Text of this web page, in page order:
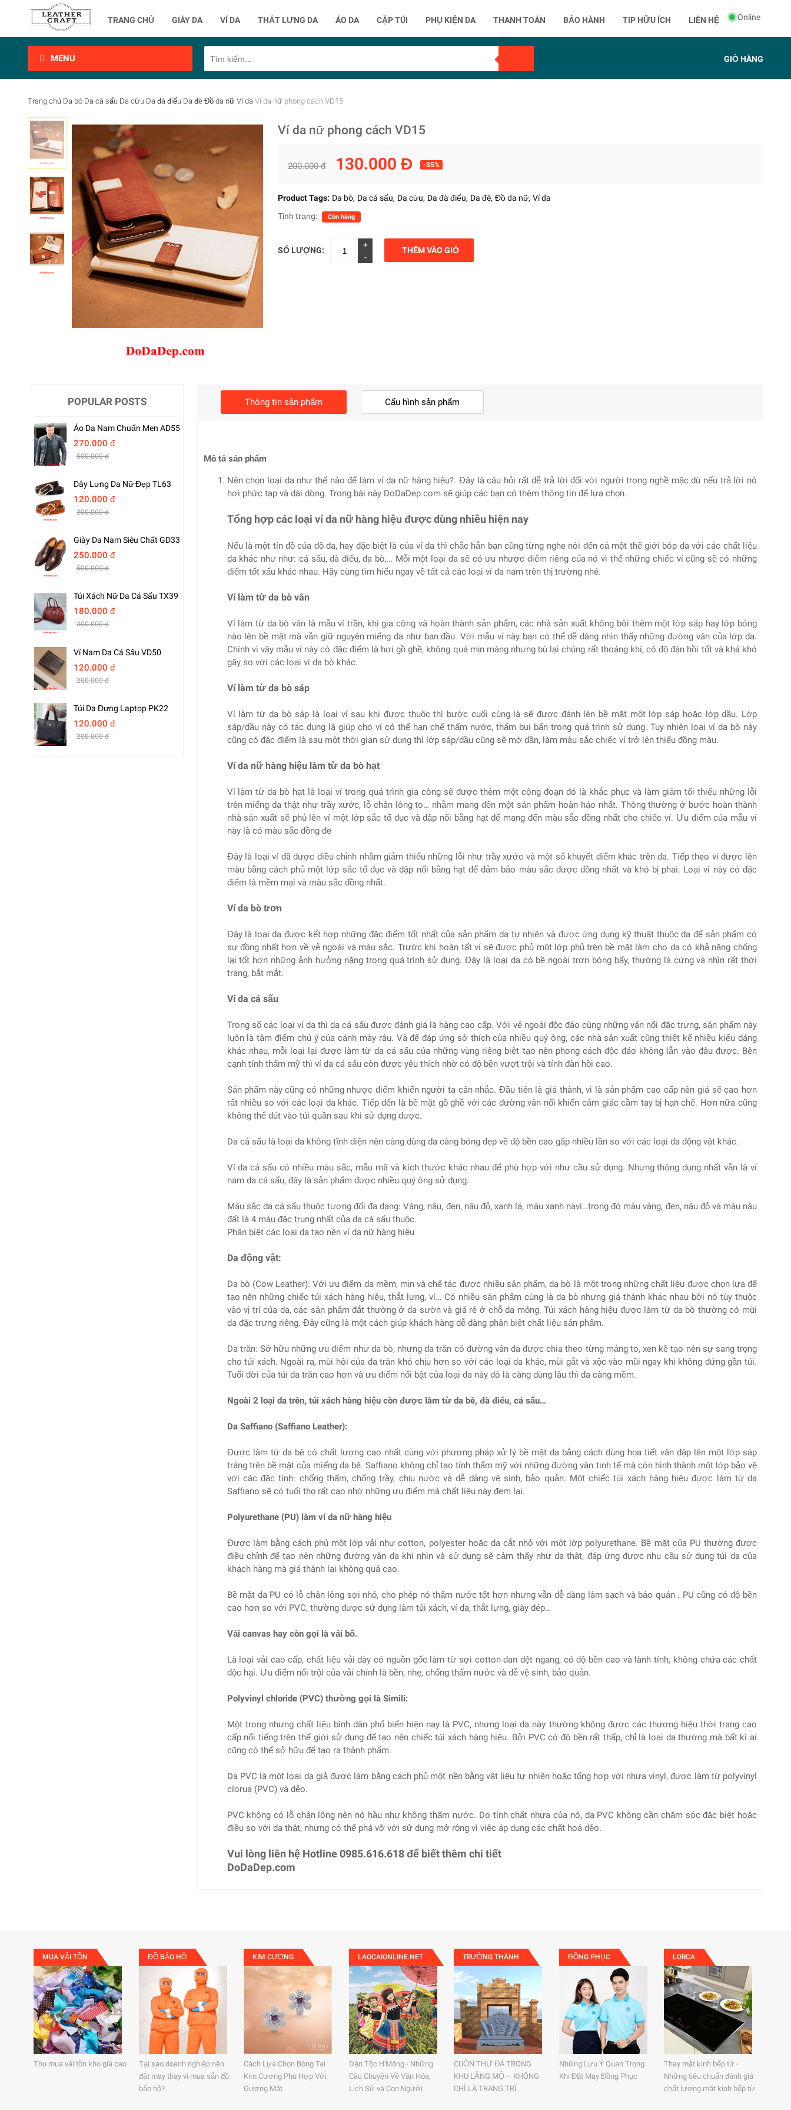
TRANG CHỦ GIÀY DA VÍ DA THẮT LƯNG DA ÁO DA CẶP TÚI PHỤ KIỆN DA THANH TOÁN BẢO HÀNH TIP HỮU ÍCH LIÊN HỆ Online
MENU GIỎ HÀNG
Trang chủ Da bò Da cá sấu Da cừu Da đà điểu Da đê Đồ da nữ Ví da Ví da nữ phong cách VD15
Ví da nữ phong cách VD15
200.000 đ 130.000 Đ -35%
Product Tags: Da bò Da cá sấu Da cừu Da đà điểu Da đê Đồ da nữ Ví da
Tình trạng:
Còn hàng
SỐ LƯỢNG:
+
-
THÊM VÀO GIỎ
Thông tin sản phẩm Cấu hình sản phẩm
Mô tả sản phẩm
Nên chọn loại da như thế nào để làm ví da nữ hàng hiệu?. Đây là câu hỏi rất dễ trả lời đối với người trong nghề mặc dù nếu trả lời nó
hơi phức tạp và dài dòng. Trong bài này DoDaDep.com sẽ giúp các bạn có thêm thông tin để lựa chọn.
Tổng hợp các loại ví da nữ hàng hiệu được dùng nhiều hiện nay
Nếu là một tín đồ của đồ da, hay đặc biệt là của ví da thì chắc hẳn bạn cũng từng nghe nói đến cả một thế giới bóp da với các chất liệu
da khác như như: cá sấu, đà điểu, da bò,… Mỗi một loại da sẽ có ưu nhược điểm riêng của nó vì thế những chiếc ví cũng sẽ có những
điểm tốt xấu khác nhau. Hãy cùng tìm hiểu ngay về tất cả các loại ví da nam trên thị trường nhé.
Ví làm từ da bò vân
Ví làm từ da bò vân là mẫu ví trần, khi gia công và hoàn thành sản phẩm, các nhà sản xuất không bôi thêm một lớp sáp hay lớp bóng
nào lên bề mặt mà vẫn giữ nguyên miếng da như ban đầu. Với mẫu ví này bạn có thể dễ dàng nhìn thấy những đường vân của lớp da.
Chính vì vậy mẫu ví này có đặc điểm là hơi gồ ghề, không quá mịn màng nhưng bù lại chúng rất thoáng khí, có độ đàn hồi tốt và khá khó
gãy so với các loại ví da bò khác.
Ví làm từ da bò sáp
Ví làm từ da bò sáp là loại ví sau khi được thuộc thì bước cuối cùng là sẽ được đánh lên bề mặt một lớp sáp hoặc lớp dầu. Lớp
sáp/dầu này có tác dụng là giúp cho ví có thể hạn chế thấm nước, thấm bụi bẩn trong quá trình sử dụng. Tuy nhiên loại ví da bò này
cũng có đặc điểm là sau một thời gian sử dụng thì lớp sáp/dầu cũng sẽ mờ dần, làm màu sắc chiếc ví trở lên thiếu đồng màu.
Ví da nữ hàng hiệu làm từ da bò hạt
Ví làm từ da bò hạt là loại ví trong quá trình gia công sẽ được thêm một công đoạn đó là khắc phục và làm giảm tối thiểu những lỗi
trên miếng da thật như trầy xước, lỗ chân lông to… nhằm mang đến một sản phẩm hoàn hảo nhất. Thông thường ở bước hoàn thành
nhà sản xuất sẽ phủ lên ví một lớp sắc tố đục và dập nổi bằng hạt để mang đến màu sắc đồng nhất cho chiếc ví. Ưu điểm của mẫu ví
này là có màu sắc đồng đe
Đây là loại ví đã được điều chỉnh nhằm giảm thiểu những lỗi như trầy xước và một số khuyết điểm khác trên da. Tiếp theo ví được lên
màu bằng cách phủ một lớp sắc tố đục và dập nổi bằng hạt để đảm bảo màu sắc được đồng nhất và khó bị phai. Loại ví này có đặc
điểm là mềm mại và màu sắc đồng nhất.
Ví da bò trơn
Đây là loại da được kết hợp những đặc điểm tốt nhất của sản phẩm da tự nhiên và được ứng dụng kỹ thuật thuộc da để sản phẩm có
sự đồng nhất hơn về vẻ ngoài và màu sắc. Trước khi hoàn tất ví sẽ được phủ một lớp phủ trên bề mặt làm cho da có khả năng chống
lại tốt hơn những ảnh hưởng nặng trong quá trình sử dụng. Đây là loại da có bề ngoài trơn bóng bẩy, thường là cứng và nhìn rất thời
trang, bắt mắt.
Ví da cá sấu
Trong số các loại ví da thì da cá sấu được đánh giá là hàng cao cấp. Với vẻ ngoài độc đáo cùng những vân nổi đặc trưng, sản phẩm này
luôn là tâm điểm chú ý của cánh mày râu. Và để đáp ứng sở thích của nhiều quý ông, các nhà sản xuất cũng thiết kế nhiều kiểu dáng
khác nhau, mỗi loại lại được làm từ da cá sấu của những vùng riêng biệt tạo nên phong cách độc đáo không lẫn vào đâu được. Bên
cạnh tính thẩm mỹ thì ví da cá sấu còn được yêu thích nhờ có độ bền vượt trội và tính đàn hồi cao.
Sản phẩm này cũng có những nhược điểm khiến người ta cân nhắc. Đầu tiên là giá thành, vì là sản phẩm cao cấp nên giá sẽ cao hơn
rất nhiều so với các loại da khác. Tiếp đến là bề mặt gồ ghề với các đường vân nổi khiến cảm giác cầm tay bị hạn chế. Hơn nữa cũng
không thể đút vào túi quần sau khi sử dụng được.
Da cá sấu là loại da không tĩnh điện nên càng dùng da càng bóng đẹp về độ bền cao gấp nhiều lần so với các loại da động vật khác.
Ví da cá sấu có nhiều màu sắc, mẫu mã và kích thước khác nhau để phù hợp với như cầu sử dụng. Nhưng thông dụng nhất vẫn là ví
nam da cá sấu, đây là sản phẩm được nhiều quý ông sử dụng.
Màu sắc da cá sấu thuộc tương đối đa dang: Vàng, nâu, đen, nâu đỏ, xanh lá, màu xanh navi…trong đó màu vàng, đen, nâu đỏ và màu nâu
đất là 4 màu đặc trung nhất của da cá sấu thuộc.
Phân biệt các loại da tạo nên ví da nữ hàng hiệu
Da động vật:
Da bò (Cow Leather): Với ưu điểm da mềm, mịn và chế tác được nhiều sản phẩm, da bò là một trong những chất liệu được chọn lựa để
tạo nên những chiếc túi xách hàng hiệu, thắt lưng, ví… Có nhiều sản phẩm cùng là da bò nhưng giá thành khác nhau bởi nó tùy thuộc
vào vị trí của da, các sản phẩm đắt thường ở da sườn và giá rẻ ở chỗ da mỏng. Túi xách hàng hiệu được làm từ da bò thường có mùi
da đặc trưng riêng. Đây cũng là một cách giúp khách hàng dễ dàng phân biệt chất liệu sản phẩm.
Da trăn: Sở hữu những ưu điểm như da bò, nhưng da trăn có đường vân da được chia theo từng mảng to, xen kẽ tạo nên sự sang trọng
cho túi xách. Ngoài ra, mùi hôi của da trăn khó chịu hơn so với các loại da khác, mùi gắt và xộc vào mũi ngay khi không đứng gần túi.
Tuổi đời của túi da trăn cao hơn và ưu điểm nổi bật của loại da này đó là càng dùng lâu thì da càng mềm.
Ngoài 2 loại da trên, túi xách hàng hiệu còn được làm từ da bê, đà điểu, cá sấu…
Da Saffiano (Saffiano Leather):
Được làm từ da bê có chất lượng cao nhất cùng với phương pháp xử lý bề mặt da bằng cách dùng họa tiết vân dập lên một lớp sáp
tráng trên bề mặt của miếng da bê. Saffiano không chỉ tạo tính thẩm mỹ với những đường vân tinh tế mà còn hình thành một lớp bảo vệ
với các đặc tính: chống thấm, chống trầy, chịu nước và dễ dàng vệ sinh, bảo quản. Một chiếc túi xách hàng hiệu được làm từ da
Saffiano sẽ có tuổi thọ rất cao nhờ những ưu điểm mà chất liệu này đem lại.
Polyurethane (PU) làm ví da nữ hàng hiệu
Được làm bằng cách phủ một lớp vải như cotton, polyester hoặc da cắt nhỏ với một lớp polyurethane. Bề mặt của PU thường được
điều chỉnh để tạo nên những đường vân da khi nhìn và sử dụng sẽ cảm thấy như da thật, đáp ứng được nhu cầu sử dụng túi da của
khách hàng mà giá thành lại không quá cao.
Bề mặt da PU có lỗ chân lông sợi nhỏ, cho phép nó thấm nước tốt hơn nhưng vẫn dễ dàng làm sạch và bảo quản . PU cũng có độ bền
cao hơn so với PVC, thường được sử dụng làm túi xách, ví da, thắt lưng, giày dép…
Vải canvas hay còn gọi là vải bố.
Là loại vải cao cấp, chất liệu vải dày có nguồn gốc làm từ sợi cotton đan dệt ngang, có độ bền cao và lành tính, không chứa các chất
độc hại. Ưu điểm nổi trội của vải chính là bền, nhẹ, chống thấm nước và dễ vệ sinh, bảo quản.
Polyvinyl chloride (PVC) thường gọi là Simili:
Một trong nhưng chất liệu bình dân phổ biến hiện nay là PVC, nhưng loại da này thường không được các thương hiệu thời trang cao
cấp nổi tiếng trên thế giới sử dụng để tạo nên chiếc túi xách hàng hiệu. Bởi PVC có độ bền rất thấp, chỉ là loại da thường mà bất kì ai
cũng có thể sở hữu để tạo ra thành phẩm.
Da PVC là một loại da giả được làm bằng cách phủ một nền bằng vật liệu tự nhiên hoặc tổng hợp với nhựa vinyl, được làm từ polyvinyl
clorua (PVC) và dẻo.
PVC không có lỗ chân lông nên nó hầu như không thấm nước. Do tính chất nhựa của nó, da PVC không cần chăm sóc đặc biệt hoặc
điều so với da thật, nhưng có thể phá vỡ với sử dụng mở rộng vì việc áp dụng các chất hoá dẻo.
Vui lòng liên hệ Hotline 0985.616.618 để biết thêm chi tiết
DoDaDep.com
POPULAR POSTS
Áo Da Nam Chuẩn Men AD55
270.000 đ
500.000 đ
Dây Lưng Da Nữ Đẹp TL63
120.000 đ
200.000 đ
Giày Da Nam Siêu Chất GD33
250.000 đ
500.000 đ
Túi Xách Nữ Da Cá Sấu TX39
180.000 đ
300.000 đ
Ví Nam Da Cá Sấu VD50
120.000 đ
200.000 đ
Túi Da Đựng Laptop PK22
120.000 đ
200.000 đ
MUA VẢI TỒN
Thu mua vải tồn kho giá cao
ĐỒ BẢO HỘ
Tại sao doanh nghiệp nên
đặt may thay vì mua sẵn đồ
bảo hộ?
KIM CƯƠNG
Cách Lựa Chọn Bông Tai
Kim Cương Phù Hợp Với
Gương Mặt
LAOCAIONLINE.NET
Dân Tộc H'Mông - Những
Câu Chuyện Về Văn Hóa,
Lịch Sử và Con Người
TRƯỜNG THÀNH
CUỐN THƯ ĐÁ TRONG
KHU LĂNG MỘ – KHÔNG
CHỈ LÀ TRANG TRÍ
ĐỒNG PHỤC
Những Lưu Ý Quan Trọng
Khi Đặt May Đồng Phục
LORCA
Thay mặt kính bếp từ -
Những tiêu chuẩn đánh giá
chất lượng mặt kính bếp từ